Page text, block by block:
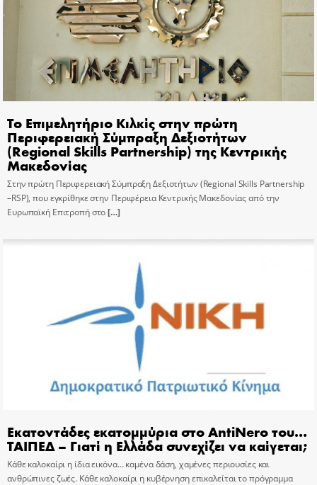
Το Επιμελητήριο Κιλκίς στην πρώτη
Περιφερειακή Σύμπραξη Δεξιοτήτων
(Regional Skills Partnership) της Κεντρικής
Μακεδονίας
Στην πρώτη Περιφερειακή Σύμπραξη Δεξιοτήτων (Regional Skills Partnership
–RSP), που εγκρίθηκε στην Περιφέρεια Κεντρικής Μακεδονίας από την
Ευρωπαϊκή Επιτροπή στο[…]
Εκατοντάδες εκατομμύρια στο AntiNero του…
ΤΑΙΠΕΔ – Γιατί η Ελλάδα συνεχίζει να καίγεται;
Κάθε καλοκαίρι η ίδια εικόνα… καμένα δάση, χαμένες περιουσίες και
ανθρώπινες ζωές. Κάθε καλοκαίρι η κυβέρνηση επικαλείται το πρόγραμμα